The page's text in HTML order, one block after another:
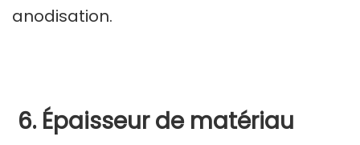
anodisation.
6. Épaisseur de matériau